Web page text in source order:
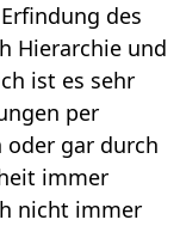
des
Hierarchie und
ist es sehr
per
gar durch
immer
nicht immer